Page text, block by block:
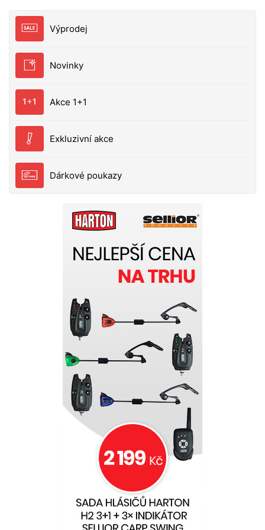
Výprodej
Novinky
Akce 1+1
Exkluzivní akce
Dárkové poukazy